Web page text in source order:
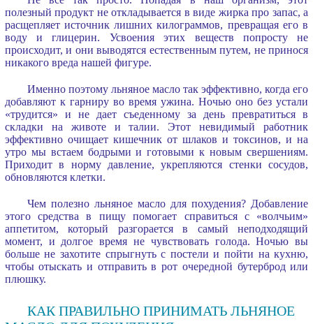
полезный продукт не откладывается в виде жирка про запас, а
расщепляет источник лишних килограммов, превращая его в
воду и глицерин. Усвоения этих веществ попросту не
происходит, и они выводятся естественным путем, не принося
никакого вреда нашей фигуре.
Именно поэтому льняное масло так эффективно, когда его
добавляют к гарниру во время ужина. Ночью оно без устали
«трудится» и не дает съеденному за день превратиться в
складки на животе и талии. Этот невидимый работник
эффективно очищает кишечник от шлаков и токсинов, и на
утро мы встаем бодрыми и готовыми к новым свершениям.
Приходит в норму давление, укрепляются стенки сосудов,
обновляются клетки.
Чем полезно льняное масло для похудения? Добавление
этого средства в пищу помогает справиться с «волчьим»
аппетитом, который разгорается в самый неподходящий
момент, и долгое время не чувствовать голода. Ночью вы
больше не захотите спрыгнуть с постели и пойти на кухню,
чтобы отыскать и отправить в рот очередной бутерброд или
плюшку.
КАК ПРАВИЛЬНО ПРИНИМАТЬ ЛЬНЯНОЕ